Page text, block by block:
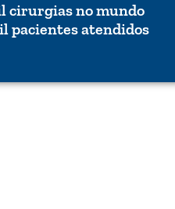
cirurgias no mundo
pacientes atendidos